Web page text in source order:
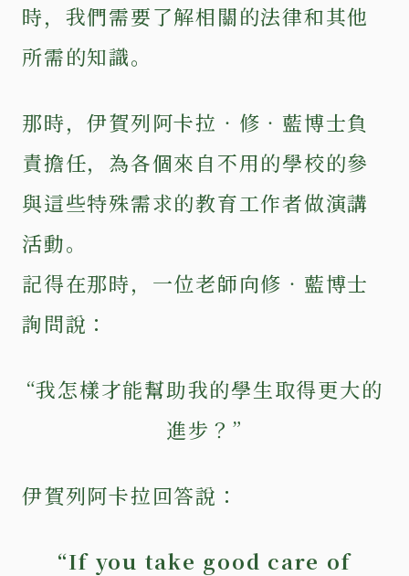
時，我們需要了解相關的法律和其他
所需的知識。
那時，伊賀列阿卡拉‧修‧藍博士負
責擔任，為各個來自不用的學校的參
與這些特殊需求的教育工作者做演講
活動。
記得在那時，一位老師向修‧藍博士
詢問說：
“我怎樣才能幫助我的學生取得更大的
進步？”
伊賀列阿卡拉回答說：
“If you take good care of